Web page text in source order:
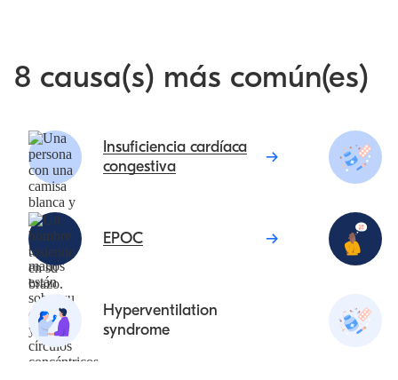
8 causa(s) más común(es)
Insuficiencia cardíaca
congestiva
EPOC
Hyperventilation
syndrome